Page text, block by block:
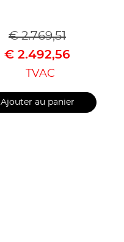
€2.769,51
€ 2.492,56
TVAC
Ajouter au panier